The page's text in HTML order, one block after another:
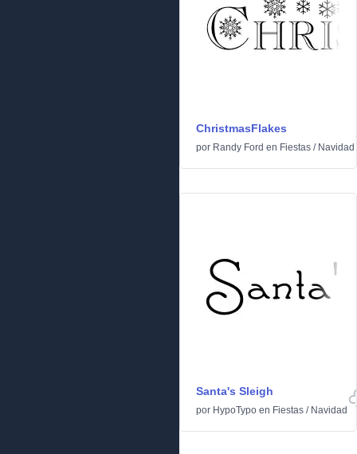
ChristmasFlakes
por Randy Ford en Fiestas / Navidad
Santa's Sleigh
por HypoTypo en Fiestas / Navidad